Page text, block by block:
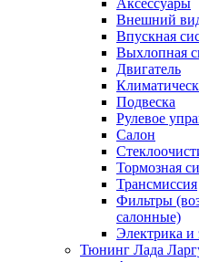
Аксессуары
Внешний
Впускная
Выхлопная
Двигатель
Подвеска
Рулевое
Салон
Тормозная
Трансмиссия
Фильтры
салонные)
Электрика и
Тюнинг Лада